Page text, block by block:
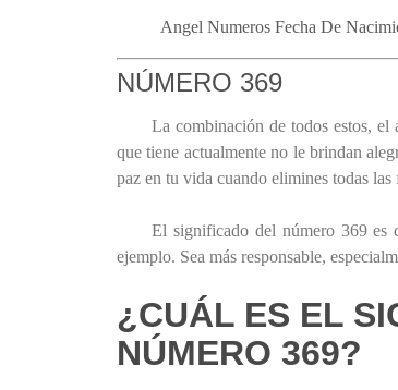
Angel Numeros Fecha De
NÚMERO 369
La combinación de todos estos,
que tiene actualmente no le brindan
paz en tu vida cuando elimines todas
El significado del número 369 es
ejemplo. Sea más responsable,
¿CUÁL ES EL
NÚMERO 369?